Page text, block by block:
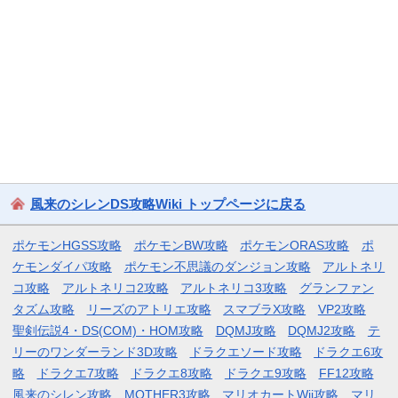
風来のシレンDS攻略Wiki トップページに戻る
ポケモンHGSS攻略 ポケモンBW攻略 ポケモンORAS攻略
ポ
ケモンダイパ攻略
ポケモン不思議のダンジョン攻略
アルトネリ
コ攻略
アルトネリコ2攻略 アルトネリコ3攻略
グランファン
タズム攻略
リーズのアトリエ攻略 スマブラX攻略
VP2攻略
聖剣伝説4・DS(COM)・HOM攻略
DQMJ攻略 DQMJ2攻略
テ
リーのワンダーランド3D攻略
ドラクエソード攻略
ドラクエ6攻
略
ドラクエ7攻略 ドラクエ8攻略 ドラクエ9攻略
FF12攻略
風来のシレン攻略
MOTHER3攻略 マリオカートWii攻略 マリ